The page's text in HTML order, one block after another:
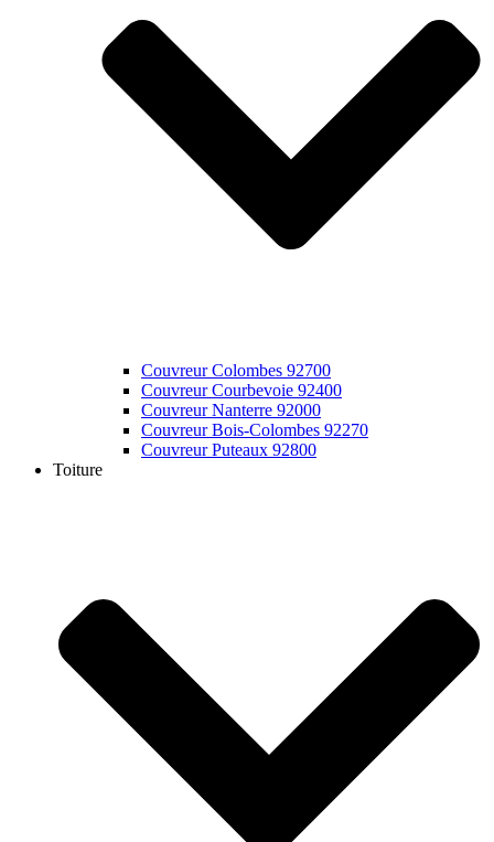
Couvreur Colombes 92700
Couvreur Courbevoie 92400
Couvreur Nanterre 92000
Couvreur Bois-Colombes 92270
Couvreur Puteaux 92800
Toiture